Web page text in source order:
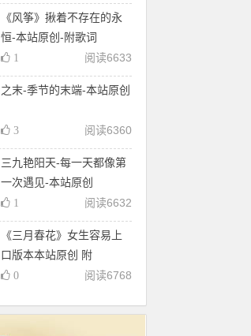
《风筝》揪着不存在的永
恒-本站原创-附歌词
阅读6633
1
之末-季节的末端-本站原创
阅读6360
3
三九艳阳天-每一天都像第
一次遇见-本站原创
阅读6632
1
《三月春花》女生容易上
口版本本站原创 附
阅读6768
0